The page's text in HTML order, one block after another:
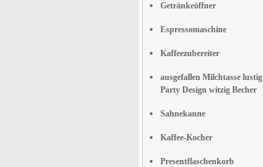
Getränkeöffner
Espressomaschine
Kaffeezubereiter
ausgefallen Milchtasse lustig
Party Design witzig Becher
Sahnekanne
Kaffee-Kocher
Presentflaschenkorb